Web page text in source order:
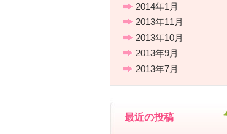
2014年1月
2013年11月
2013年10月
2013年9月
2013年7月
最近の投稿